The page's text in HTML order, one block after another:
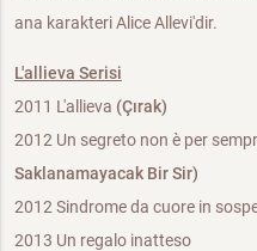
ana karakteri Alice Allevi'dir.
L'allieva Serisi
2011 L'allieva (Çırak)
2012 Un segreto non è per
Saklanamayacak Bir Sir)
2012 Sindrome da cuore in
2013 Un regalo inatteso